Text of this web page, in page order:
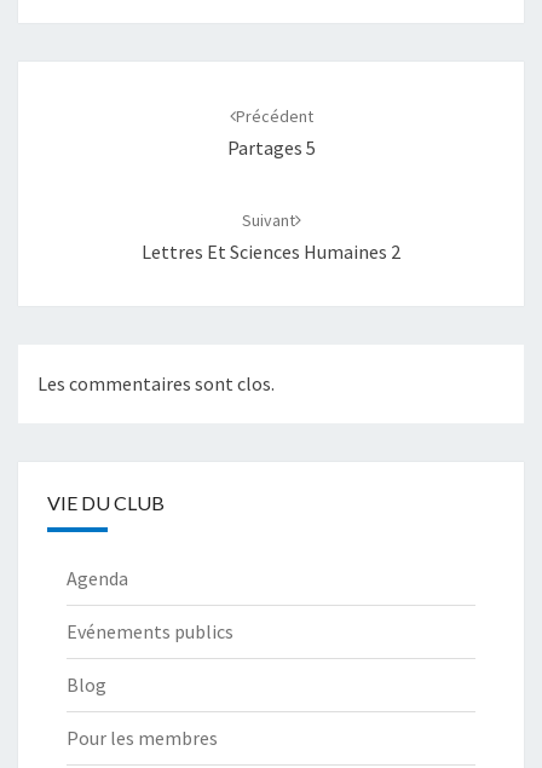
Précédent
Partages 5
Suivant
Lettres Et Sciences Humaines 2
Les commentaires sont clos.
VIE DU CLUB
Agenda
Evénements publics
Blog
Pour les membres